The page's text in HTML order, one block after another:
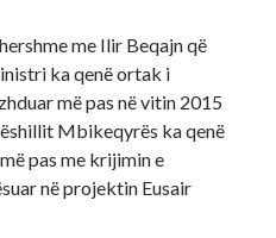
me Ilir Beqajn që
ka qenë ortak i
më pas në vitin 2015
Mbikeqyrës ka qenë
pas me krijimin e
në projektin Eusair